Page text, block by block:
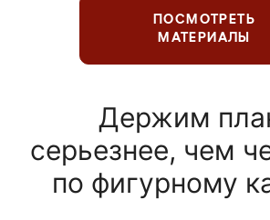
ПОСМОТРЕТЬ
МАТЕРИАЛЫ
Держим
серьезнее, чем
по фигурному